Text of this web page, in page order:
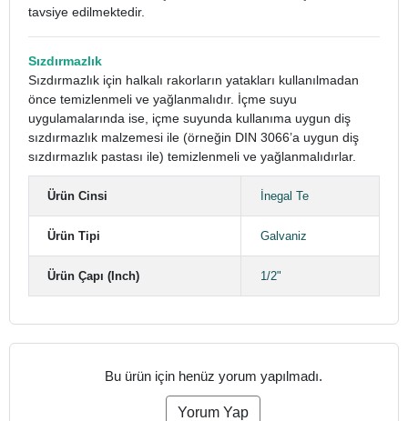
tavsiye edilmektedir.
Sızdırmazlık
Sızdırmazlık için halkalı rakorların yatakları kullanılmadan
önce temizlenmeli ve yağlanmalıdır. İçme suyu
uygulamalarında ise, içme suyunda kullanıma uygun diş
sızdırmazlık malzemesi ile (örneğin DIN 3066’a uygun diş
sızdırmazlık pastası ile) temizlenmeli ve yağlanmalıdırlar.
Ürün Cinsi İnegal Te
Ürün Tipi Galvaniz
Ürün Çapı (Inch) 1/2"
Bu ürün için henüz yorum yapılmadı.
Yorum Yap